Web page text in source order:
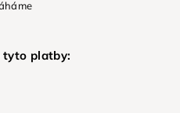
tyto platby: